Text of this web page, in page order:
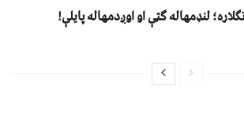
لنډمهاله ګټې او اوږدمهاله پایلې!